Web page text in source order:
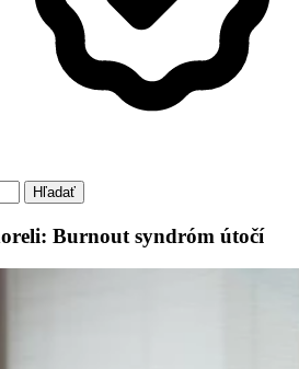
Hľadať
Burnout syndróm útočí